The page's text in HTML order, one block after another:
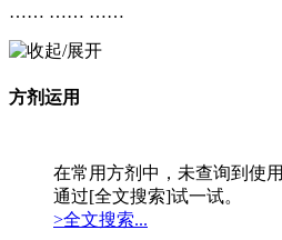
…… …… ……
方剂运用
在常用方剂中，未查询到使用
通过[全文搜索]试一试。
>全文搜索...